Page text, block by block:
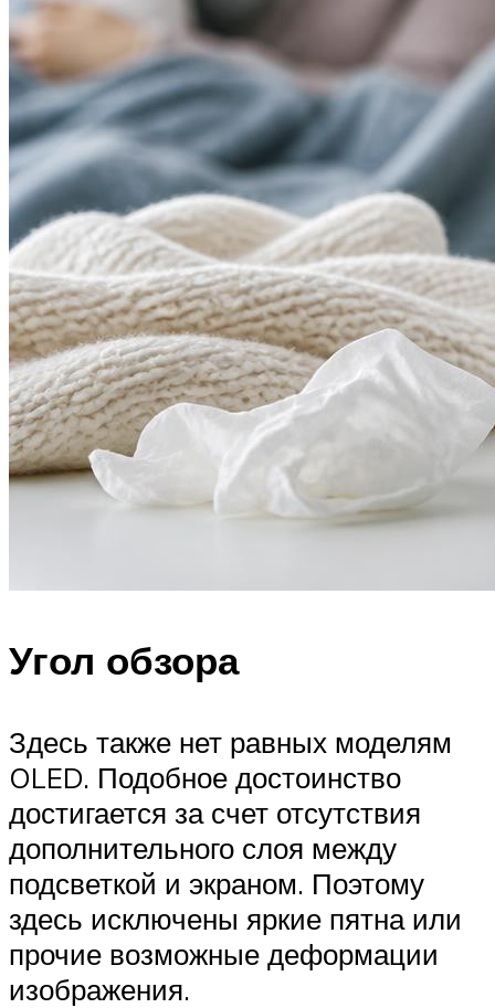
Угол обзора
Здесь также нет равных моделям
OLED. Подобное достоинство
достигается за счет отсутствия
дополнительного слоя между
подсветкой и экраном. Поэтому
здесь исключены яркие пятна или
прочие возможные деформации
изображения.